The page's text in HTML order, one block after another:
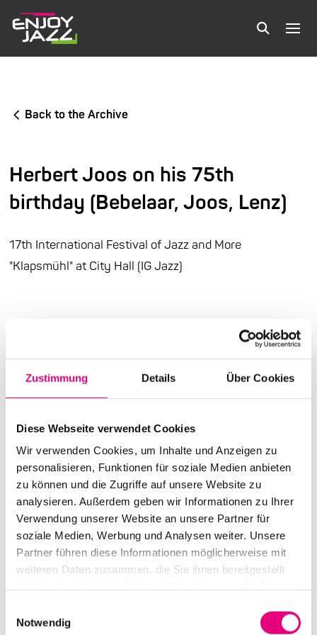
Zustimmung Details Über Cookies
Diese Webseite verwendet Cookies
Wir verwenden Cookies, um Inhalte und Anzeigen zu
personalisieren, Funktionen für soziale Medien anbieten
zu können und die Zugriffe auf unsere Website zu
analysieren. Außerdem geben wir Informationen zu Ihrer
Verwendung unserer Website an unsere Partner für
soziale Medien, Werbung und Analysen weiter. Unsere
Partner führen diese Informationen möglicherweise mit
weiteren Daten zusammen, die Sie ihnen bereitgestellt
Notwendig
Back to the Archive
Herbert Joos on his 75th
birthday (Bebelaar, Joos, Lenz)
17th International Festival of Jazz and More
"Klapsmühl" at City Hall (IG Jazz)
Doors open:november3, 2015 – 7:30 p.m.
End:november
, 2015 – 8:00 p.m.
Herbert Joos: trumpet
Günter Lenz: bass
Patrick Bebelaar: piano
Advance ticket price: €16(regular) / €13 (reduced)
/ €10
Box office: $18
(regular) / $15 (reduced) / $10
Nationality: Germany